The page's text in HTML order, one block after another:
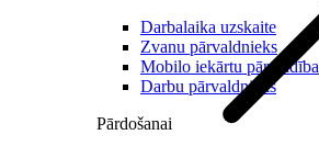
Darbalaika uzskaite
Zvanu pārvaldnieks
Mobilo iekārtu pārvaldība
Darbu pārvaldnieks
Pārdošanai